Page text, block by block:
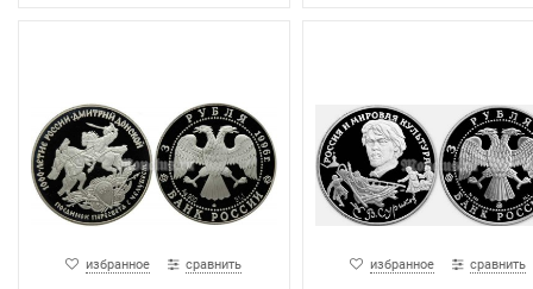
избранное сравнить избранное сравнить